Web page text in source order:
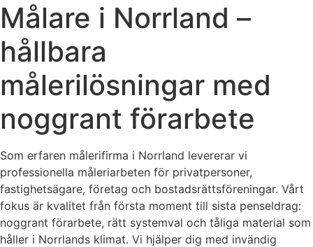
Målare i Norrland –
hållbara
målerilösningar med
noggrant förarbete
Som erfaren målerifirma i Norrland levererar vi
professionella måleriarbeten för privatpersoner,
fastighetsägare, företag och bostadsrättsföreningar. Vårt
fokus är kvalitet från första moment till sista penseldrag:
noggrant förarbete, rätt systemval och tåliga material som
håller i Norrlands klimat. Vi hjälper dig med invändig